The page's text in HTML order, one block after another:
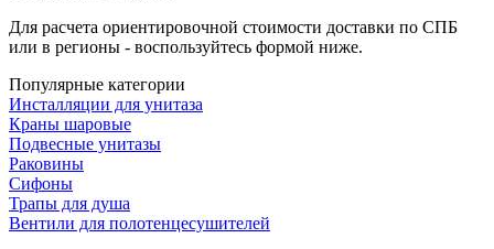
Для расчета ориентировочной стоимости доставки по СПБ
или в регионы - воспользуйтесь формой ниже.
Популярные категории
Инсталляции для унитаза
Краны шаровые
Подвесные унитазы
Раковины
Сифоны
Трапы для душа
Вентили для полотенцесушителей